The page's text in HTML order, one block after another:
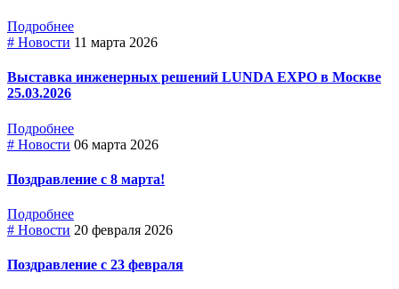
Подробнее
# Новости 11 марта 2026
Выставка инженерных решений LUNDA EXPO в Москве
25.03.2026
Подробнее
# Новости 06 марта 2026
Поздравление с 8 марта!
Подробнее
# Новости 20 февраля 2026
Поздравление с 23 февраля